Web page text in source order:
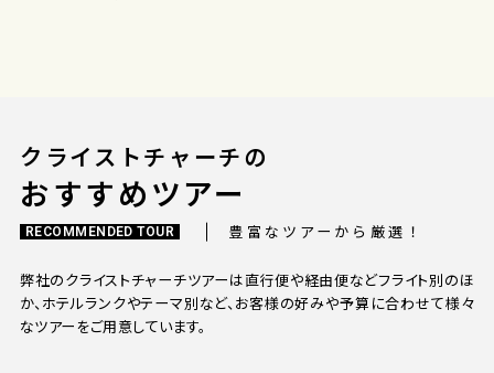
クライストチャーチの
おすすめツアー
RECOMMENDED TOUR 豊富なツアーから厳選！
弊社のクライストチャーチツアーは直行便や経由便などフライト別のほ
か、ホテルランクやテーマ別など、お客様の好みや予算に合わせて様々
なツアーをご用意しています。